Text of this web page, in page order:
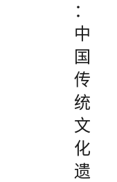
：
中
国
传
统
文
化
遗